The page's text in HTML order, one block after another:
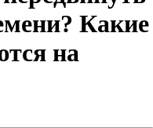
Какие
на